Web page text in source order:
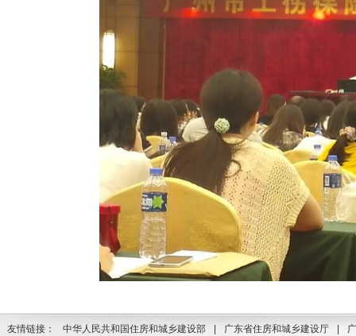
友情链接： 中华人民共和国住房和城乡建设部 广东省住房和城乡建设厅